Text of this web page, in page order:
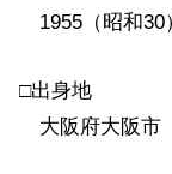
1955（昭和30
□出身地
大阪府大阪市